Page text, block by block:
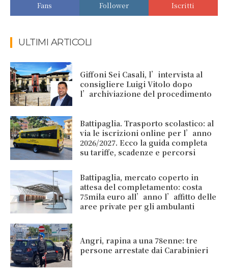
Fans Follower Iscritti
ULTIMI ARTICOLI
Giffoni Sei Casali, l’intervista al
consigliere Luigi Vitolo dopo
l’archiviazione del procedimento
Battipaglia. Trasporto scolastico: al
via le iscrizioni online per l’anno
2026/2027. Ecco la guida completa
su tariffe, scadenze e percorsi
Battipaglia, mercato coperto in
attesa del completamento: costa
75mila euro all’anno l’affitto delle
aree private per gli ambulanti
Angri, rapina a una 78enne: tre
persone arrestate dai Carabinieri